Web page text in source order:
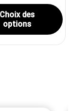
Choix des
options